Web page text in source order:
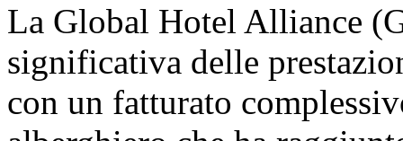
La Global Hotel Alliance
significativa delle
con un fatturato